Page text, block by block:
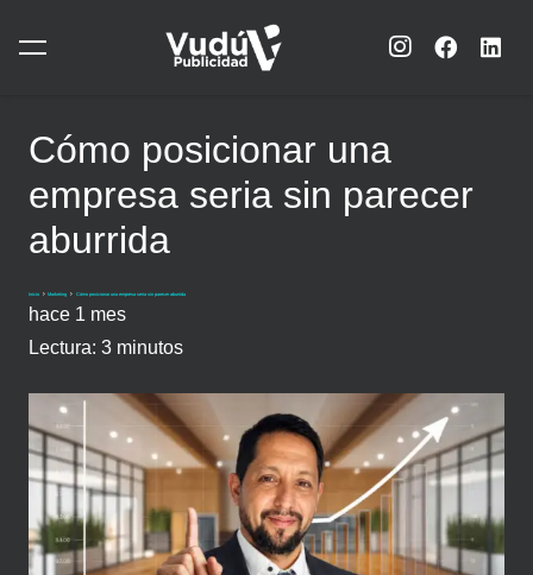
Cómo posicionar una
empresa seria sin parecer
aburrida
Inicio Marketing Cómo posicionar una empresa seria sin parecer aburrida
hace 1 mes
Lectura: 3 minutos